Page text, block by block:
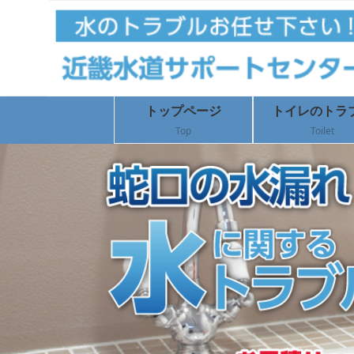
トップページ
Top
トイレのトラ
Toilet